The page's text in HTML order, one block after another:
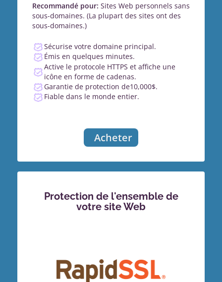
Recommandé pour: Sites Web personnels sans
sous-domaines. (La plupart des sites ont des
sous-domaines.)
Sécurise votre domaine principal.
Émis en quelques minutes.
Active le protocole HTTPS et affiche une
icône en forme de cadenas.
Garantie de protection de10,000$.
Fiable dans le monde entier.
Acheter
Protection de l'ensemble de
votre site Web